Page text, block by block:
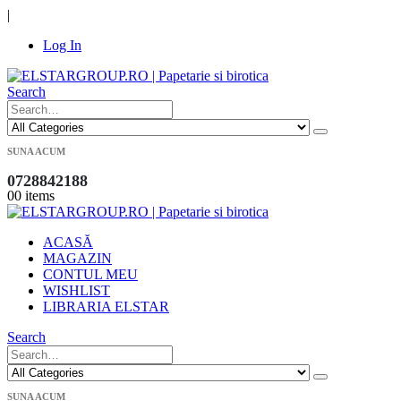
|
Log In
Search
SUNA ACUM
0728842188
00 items
ACASĂ
MAGAZIN
CONTUL MEU
WISHLIST
LIBRARIA ELSTAR
Search
SUNA ACUM